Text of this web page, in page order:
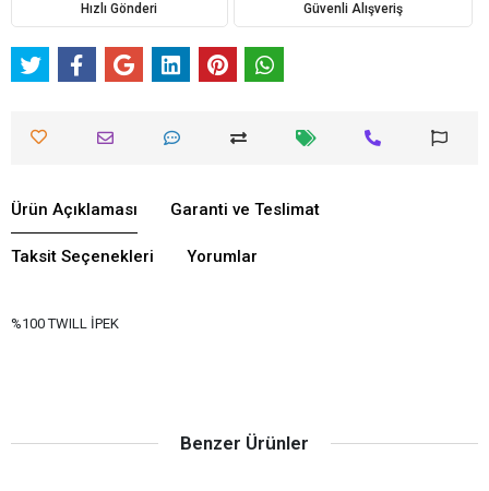
Hızlı Gönderi Güvenli Alışveriş
Ürün Açıklaması Garanti ve Teslimat
Taksit Seçenekleri Yorumlar
%100 TWILL İPEK
Benzer Ürünler